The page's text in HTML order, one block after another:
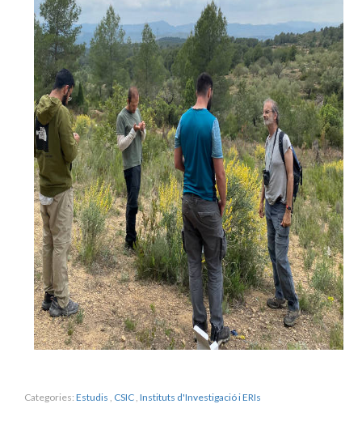
Categories: Estudis CSIC Instituts d'Investigació i ERIs